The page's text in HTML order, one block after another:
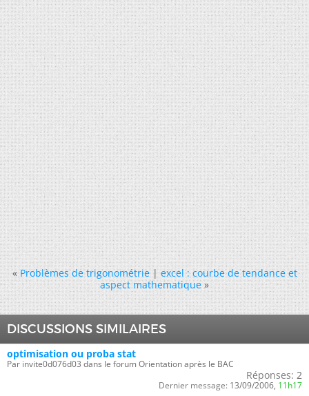
« Problèmes de trigonométrie|excel : courbe de tendance et
aspect mathematique »
DISCUSSIONS SIMILAIRES
optimisation ou proba stat
Par invite0d076d03 dans le forum Orientation après le BAC
Réponses: 2
Dernier message: 13/09/2006, 11h17